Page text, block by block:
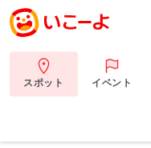
スポット イベント